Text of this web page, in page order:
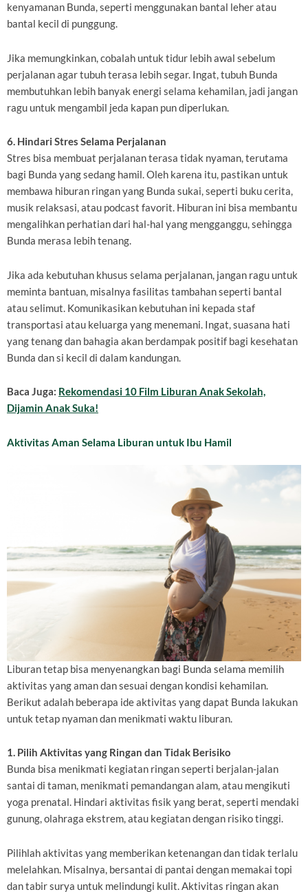
kenyamanan Bunda, seperti menggunakan bantal leher atau
bantal kecil di punggung.
Jika memungkinkan, cobalah untuk tidur lebih awal sebelum
perjalanan agar tubuh terasa lebih segar. Ingat, tubuh Bunda
membutuhkan lebih banyak energi selama kehamilan, jadi jangan
ragu untuk mengambil jeda kapan pun diperlukan.
6. Hindari Stres Selama Perjalanan
Stres bisa membuat perjalanan terasa tidak nyaman, terutama
bagi Bunda yang sedang hamil. Oleh karena itu, pastikan untuk
membawa hiburan ringan yang Bunda sukai, seperti buku cerita,
musik relaksasi, atau podcast favorit. Hiburan ini bisa membantu
mengalihkan perhatian dari hal-hal yang mengganggu, sehingga
Bunda merasa lebih tenang.
Jika ada kebutuhan khusus selama perjalanan, jangan ragu untuk
meminta bantuan, misalnya fasilitas tambahan seperti bantal
atau selimut. Komunikasikan kebutuhan ini kepada staf
transportasi atau keluarga yang menemani. Ingat, suasana hati
yang tenang dan bahagia akan berdampak positif bagi kesehatan
Bunda dan si kecil di dalam kandungan.
Baca Juga: Rekomendasi 10 Film Liburan Anak Sekolah,
Dijamin Anak Suka!
Aktivitas Aman Selama Liburan untuk Ibu Hamil
Liburan tetap bisa menyenangkan bagi Bunda selama memilih
aktivitas yang aman dan sesuai dengan kondisi kehamilan.
Berikut adalah beberapa ide aktivitas yang dapat Bunda lakukan
untuk tetap nyaman dan menikmati waktu liburan.
1. Pilih Aktivitas yang Ringan dan Tidak Berisiko
Bunda bisa menikmati kegiatan ringan seperti berjalan-jalan
santai di taman, menikmati pemandangan alam, atau mengikuti
yoga prenatal. Hindari aktivitas fisik yang berat, seperti mendaki
gunung, olahraga ekstrem, atau kegiatan dengan risiko tinggi.
Pilihlah aktivitas yang memberikan ketenangan dan tidak terlalu
melelahkan. Misalnya, bersantai di pantai dengan memakai topi
dan tabir surya untuk melindungi kulit. Aktivitas ringan akan